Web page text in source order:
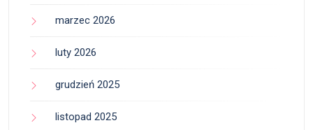
marzec 2026
luty 2026
grudzień 2025
listopad 2025